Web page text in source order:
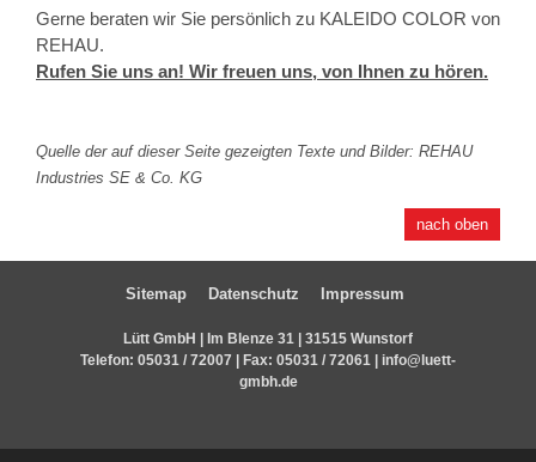
Gerne beraten wir Sie persönlich zu KALEIDO COLOR von
REHAU.
Rufen Sie uns an! Wir freuen uns, von Ihnen zu hören.
Quelle der auf dieser Seite gezeigten Texte und Bilder: REHAU
Industries SE & Co. KG
nach oben
Sitemap Datenschutz Impressum
Lütt GmbH | Im Blenze 31 | 31515 Wunstorf
Telefon: 05031 / 72007 | Fax: 05031 / 72061 | info@luett-
gmbh.de